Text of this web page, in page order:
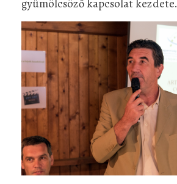
gyümölcsöző kapcsolat kezdete.